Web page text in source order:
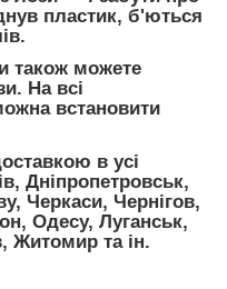
пластик, б'ються
також можете
На всі
встановити
в усі
Дніпропетровськ,
Черкаси, Чернігов,
Одесу, Луганськ,
Житомир та ін.